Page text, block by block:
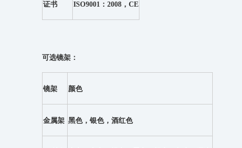
证书 ISO9001：2008，CE
可选镜架：
镜架 颜色
金属架 黑色，银色，酒红色